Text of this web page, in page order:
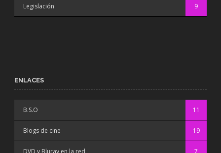
Legislación 9
ENLACES
B.S.O 11
Blogs de cine 19
DVD y Bluray en la red 7